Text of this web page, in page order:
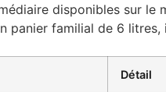
disponibles sur le
panier familial de 6
Détail